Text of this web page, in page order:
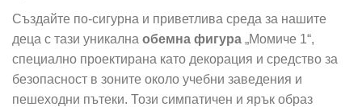
Създайте по-сигурна и приветлива среда за нашите
деца с тази уникална обемна фигура „Момиче 1“,
специално проектирана като декорация и средство за
безопасност в зоните около учебни заведения и
пешеходни пътеки. Този симпатичен и ярък образ